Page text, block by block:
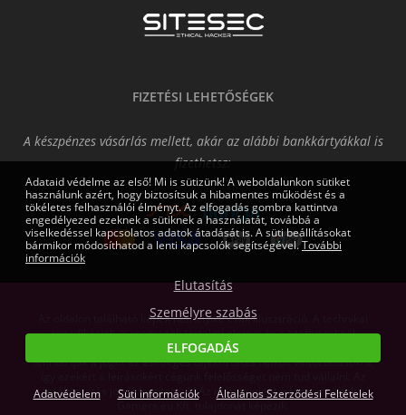
FIZETÉSI LEHETŐSÉGEK
A készpénzes vásárlás mellett, akár az alábbi bankkártyákkal is
fizethetsz:
Az oldalon található képek némelyike csak illusztráció. A technikai
specifikációk, a csomagok tartalmi elemei és a szoftvereknél
feltüntetett gépigények tájékoztató jellegűek, a fejlesztők és kiadók
fenntartják a jogot az esetleges tájékoztatás nélküli változtatásokra,
árváltoztatás jogát fenntartjuk! Az itt megjelent írásos anyagok a
Adataid védelme az első! Mi is sütizünk! A weboldalunkon sütiket
használunk azért, hogy biztosítsuk a hibamentes működést és a
tökéletes felhasználói élményt. Az elfogadás gombra kattintva
engedélyezed ezeknek a sütiknek a használatát, továbbá a
viselkedéssel kapcsolatos adatok átadását is. A süti beállításokat
bármikor módosíthatod a lenti kapcsolók segítségével.További
információk
Elutasítás
Személyre szabás
ELFOGADÁS
Adatvédelem Süti információk Általános Szerződési Feltételek